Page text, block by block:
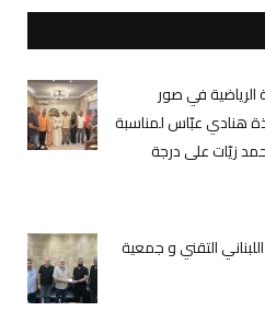
الرياضية في صور
هنادي عبّاس لمناسبة
زيّات على درجة
التقني و جمعية